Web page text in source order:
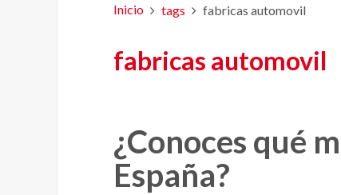
Inicio tags fabricas automovil
fabricas automovil
¿Conoces qué
España?